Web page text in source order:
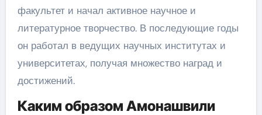
факультет и начал активное научное и
литературное творчество. В последующие годы
он работал в ведущих научных институтах и
университетах, получая множество наград и
достижений.
Каким образом Амонашвили